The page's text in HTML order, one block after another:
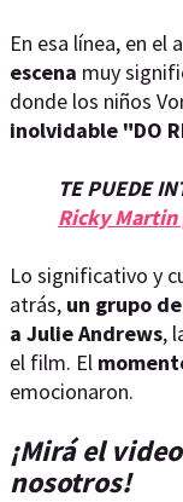
En esa línea, en el
escena muy
donde los niños
inolvidable "DO
TE PUEDE
Ricky
Lo significativo y
atrás, un grupo
a Julie Andrews,
el film. El
emocionaron.
¡Mirá el
nosotros!